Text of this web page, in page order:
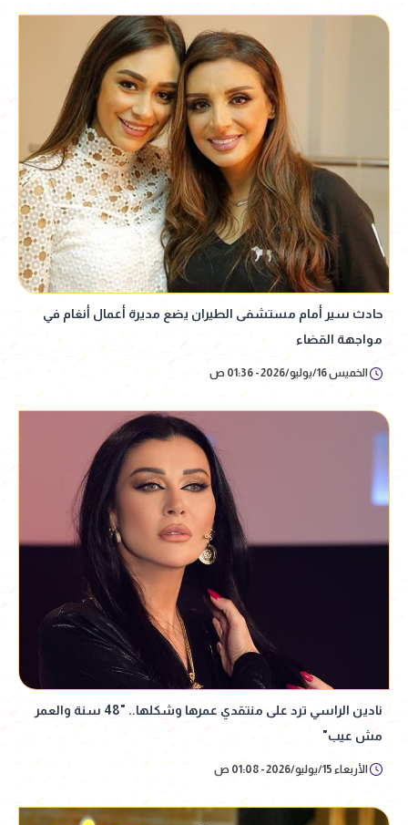
حادث سير أمام مستشفى الطيران يضع مديرة أعمال أنغام في
مواجهة القضاء
الخميس 16/يوليو/2026 - 01:36 ص
نادين الراسي ترد على منتقدي عمرها وشكلها.. "48 سنة والعمر
مش عيب"
الأربعاء 15/يوليو/2026 - 01:08 ص